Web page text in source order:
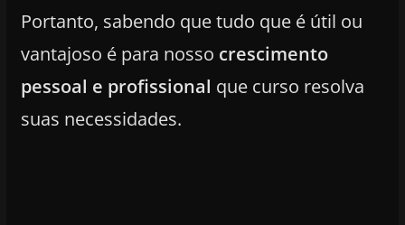
Portanto, sabendo que tudo que é útil ou
vantajoso é para nosso crescimento
pessoal e profissional que curso resolva
suas necessidades.